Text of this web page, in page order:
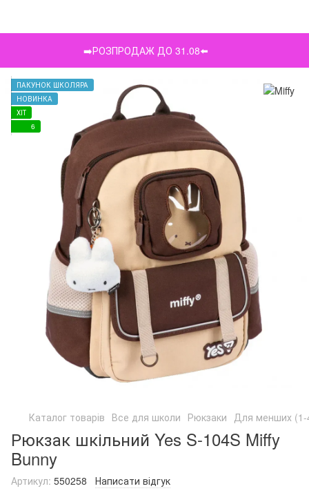
➡️РОЗПРОДАЖ ДО 31.08⬅️
ПАКУНОК ШКОЛЯРА
НОВИНКА
ХІТ
6
Каталог товарів Все для школи Рюкзаки Для менших (1-
Рюкзак шкільний Yes S-104S Miffy
Bunny
Артикул: 550258 Написати відгук